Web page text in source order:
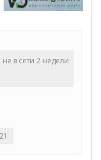
не в сети 2 недели